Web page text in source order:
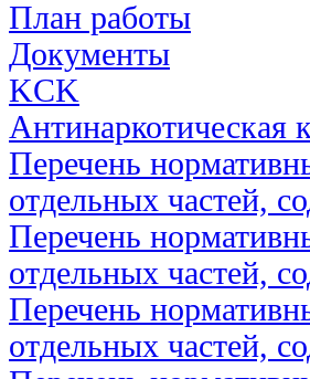
План работы
Документы
KCK
Антинаркотическая
Перечень
отдельных частей,
Перечень
отдельных частей,
Перечень
отдельных частей,